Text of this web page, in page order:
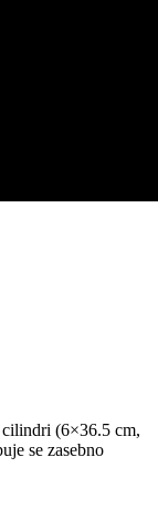
(6×36.5 cm,
se zasebno